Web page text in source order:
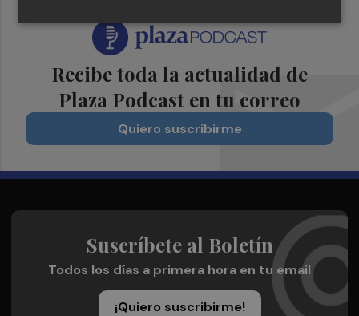
Recibe toda la actualidad de
Plaza Podcast en tu correo
Quiero suscribirme
Suscríbete al Boletín
Todos los días a primera hora en tu email
¡Quiero suscribirme!